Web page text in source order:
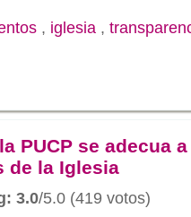
, iglesia ,
PUCP se adecua
de la Iglesia
3.0/5.0 (419 votos)